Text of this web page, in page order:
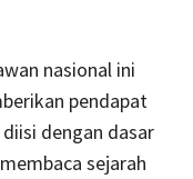
nasional ini
pendapat
dengan dasar
sejarah